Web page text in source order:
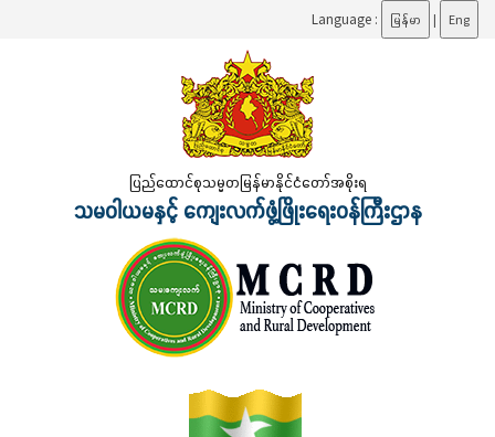
Language : မြန်မာ | Eng
ပြည်ထောင်စုသမ္မတမြန်မာနိုင်ငံတော်အစိုးရ
သမဝါယမနှင့် ကျေးလက်ဖွံ့ဖြိုးရေးဝန်ကြီးဌာန